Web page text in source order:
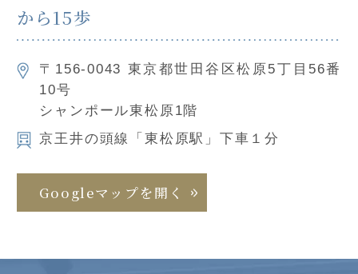
から15歩
〒156-0043 東京都世田谷区松原5丁目56番
10号
シャンポール東松原1階
京王井の頭線「東松原駅」下車１分
Googleマップを開く